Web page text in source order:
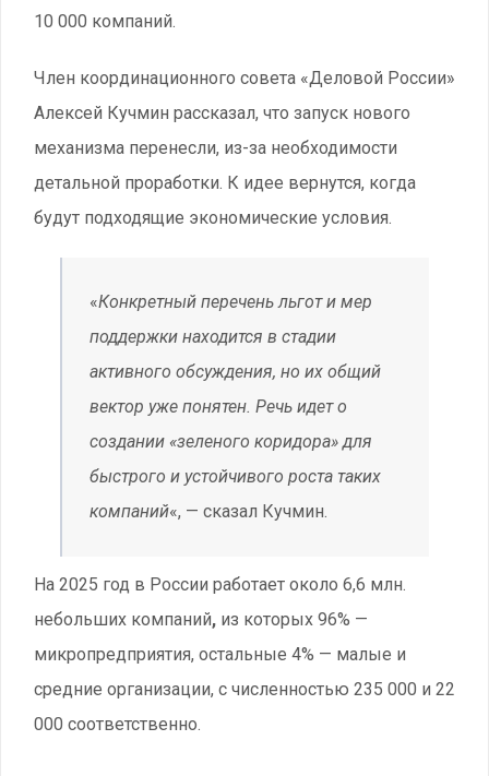
10 000 компаний.
Член координационного совета «Деловой России»
Алексей Кучмин рассказал, что запуск нового
механизма перенесли, из-за необходимости
детальной проработки. К идее вернутся, когда
будут подходящие экономические условия.
«Конкретный перечень льгот и мер
поддержки находится в стадии
активного обсуждения, но их общий
вектор уже понятен. Речь идет о
создании «зеленого коридора» для
быстрого и устойчивого роста таких
компаний«, — сказал Кучмин.
На 2025 год в России работает около 6,6 млн.
небольших компаний, из которых 96% —
микропредприятия, остальные 4% — малые и
средние организации, с численностью 235 000 и 22
000 соответственно.